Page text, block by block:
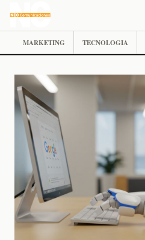
MARKETING TECNOLOGIA